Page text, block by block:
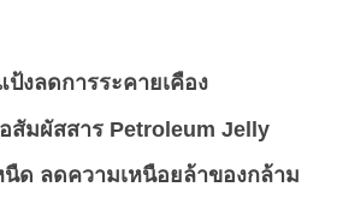
ป้งลดการระคายเคือง
สัมผัสสาร Petroleum Jelly
นืด ลดความเหนือยล้าของกล้าม